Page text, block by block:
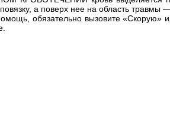
а поверх нее на область травмы
обязательно вызовите «Скорую»